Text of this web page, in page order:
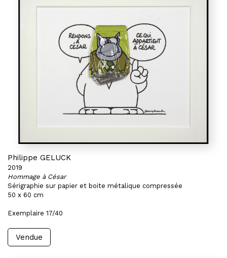
Philippe GELUCK
2019
Hommage à César
Sérigraphie sur papier et boite métalique compressée
50 x 60 cm
Exemplaire 17/40
Vendue